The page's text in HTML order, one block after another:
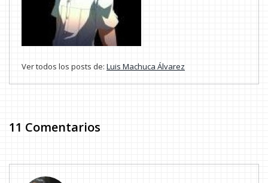
Ver todos los posts de: Luis Machuca Álvarez
11 Comentarios